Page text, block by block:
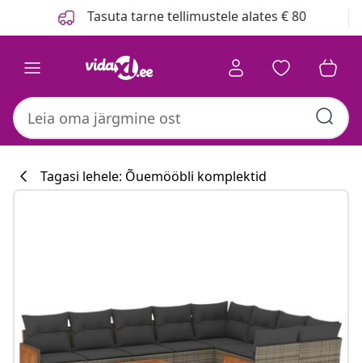
Tasuta tarne tellimustele alates € 80
#sharemevidaxl
Tagasi lehele: Õuemööbli komplektid